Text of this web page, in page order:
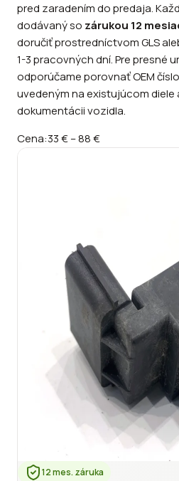
pred zaradením do predaja.
dodávaný so zárukou 12
doručiť prostredníctvom GLS
1-3 pracovných dní. Pre presné
odporúčame porovnať OEM
uvedeným na existujúcom diele
dokumentácii vozidla.
Cena:33 €–88 €
12 mes. záruka